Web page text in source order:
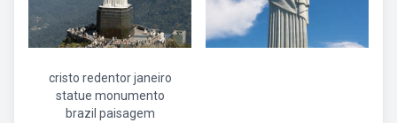
cristo redentor janeiro
statue monumento
brazil paisagem